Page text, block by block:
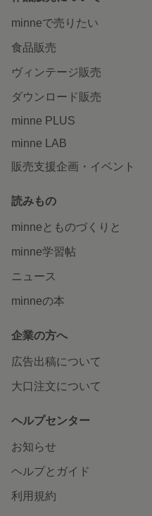
minneで売りたい
食品販売
ヴィンテージ販売
ダウンロード販売
minne PLUS
minne LAB
販売支援企画・イベント
読みもの
minneとものづくりと
minne学習帖
ニュース
minneの本
企業の方へ
広告出稿について
大口注文について
ヘルプセンター
お知らせ
ヘルプとガイド
利用規約